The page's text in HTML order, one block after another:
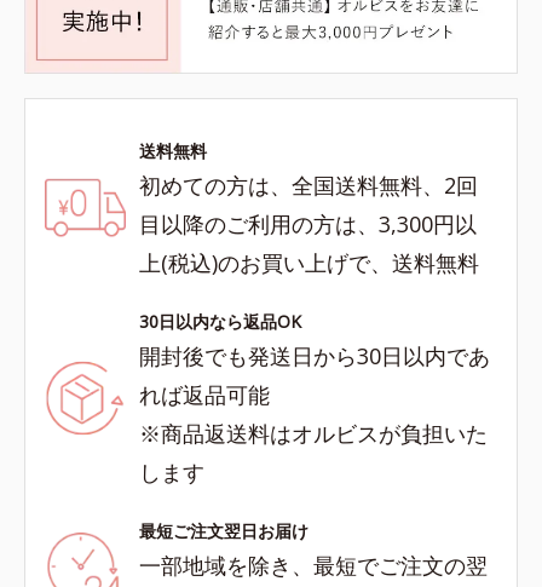
送料無料
初めての方は、全国送料無料、2回
目以降のご利用の方は、3,300円以
上(税込)のお買い上げで、送料無料
30日以内なら返品OK
開封後でも発送日から30日以内であ
れば返品可能
※商品返送料はオルビスが負担いた
します
最短ご注文翌日お届け
一部地域を除き、最短でご注文の翌